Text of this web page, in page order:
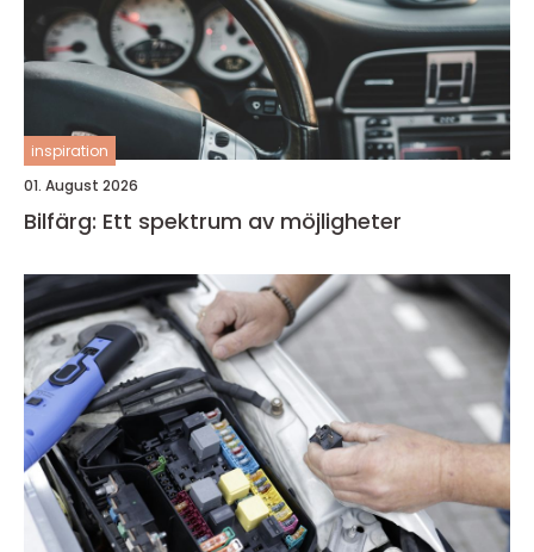
inspiration
01. August 2026
Bilfärg: Ett spektrum av möjligheter